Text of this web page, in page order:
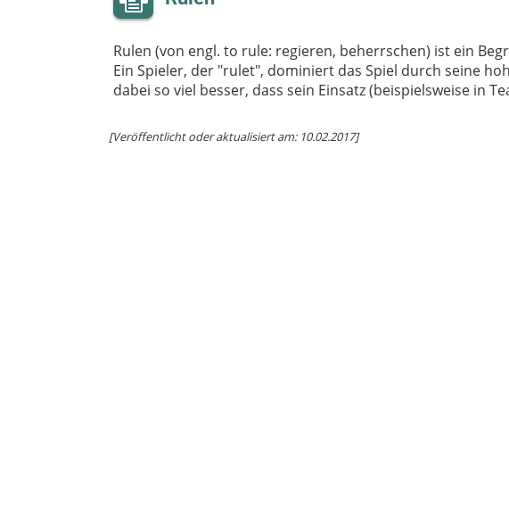
Rulen (von engl. to rule: regieren, beherrschen) ist ein
Ein Spieler, der "rulet", dominiert das Spiel durch seine
dabei so viel besser, dass sein Einsatz (beispielsweise in
[Veröffentlicht oder aktualisiert am: 10.02.2017]